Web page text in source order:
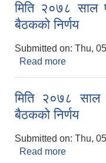
मिति २०७८ साल
बैठकको निर्णय
Submitted on: Thu,
Read more
मिति २०७८ साल
बैठकको निर्णय
Submitted on: Thu,
Read more